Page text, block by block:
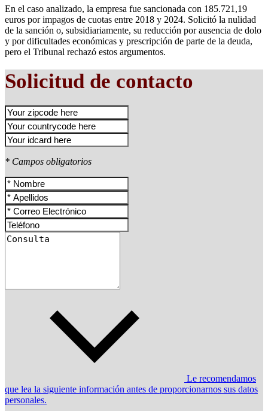
En el caso analizado, la empresa fue sancionada con 185.721,19
euros por impagos de cuotas entre 2018 y 2024. Solicitó la nulidad
de la sanción o, subsidiariamente, su reducción por ausencia de dolo
y por dificultades económicas y prescripción de parte de la deuda,
pero el Tribunal rechazó estos argumentos.
Solicitud de contacto
* Campos obligatorios
Le recomendamos
que lea la siguiente información antes de proporcionarnos sus datos
personales.